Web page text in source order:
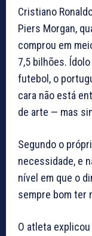
Cristiano
Piers Morgan,
comprou em
7,5 bilhões.
futebol, o
cara não está
de arte — mas
Segundo o
necessidade, e
nível em que o
sempre bom ter
O atleta